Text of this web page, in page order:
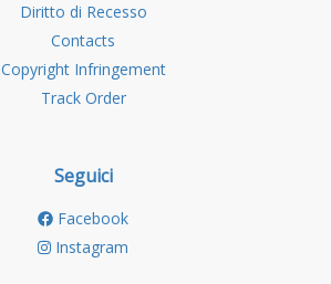
Diritto di Recesso
Contacts
Copyright Infringement
Track Order
Seguici
Facebook
Instagram